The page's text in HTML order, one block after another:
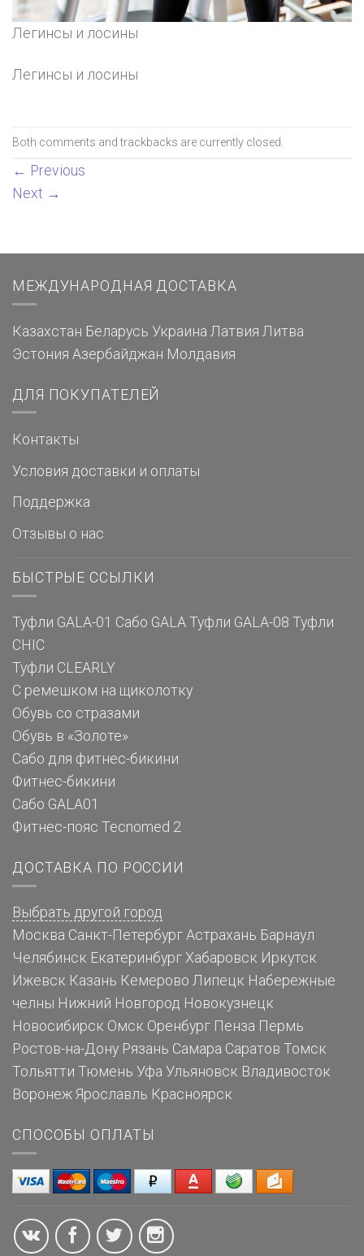
Легинсы и лосины
Легинсы и лосины
Both comments and trackbacks are currently closed.
← Previous
Next →
МЕЖДУНАРОДНАЯ ДОСТАВКА
Казахстан Беларусь Украина Латвия Литва
Эстония Азербайджан Молдавия
ДЛЯ ПОКУПАТЕЛЕЙ
Контакты
Условия доставки и оплаты
Поддержка
Отзывы о нас
БЫСТРЫЕ ССЫЛКИ
Туфли GALA-01 Сабо GALA Туфли GALA-08 Туфли
CHIC
Туфли CLEARLY
С ремешком на щиколотку
Обувь со стразами
Обувь в «Золоте»
Сабо для фитнес-бикини
Фитнес-бикини
Сабо GALA01
Фитнес-пояс Tecnomed 2
ДОСТАВКА ПО РОССИИ
Выбрать другой город
Москва Санкт-Петербург Астрахань Барнаул
Челябинск Екатеринбург Хабаровск Иркутск
Ижевск Казань Кемерово Липецк Набережные
челны Нижний Новгород Новокузнецк
Новосибирск Омск Оренбург Пенза Пермь
Ростов-на-Дону Рязань Самара Саратов Томск
Тольятти Тюмень Уфа Ульяновск Владивосток
Воронеж Ярославль Красноярск
СПОСОБЫ ОПЛАТЫ